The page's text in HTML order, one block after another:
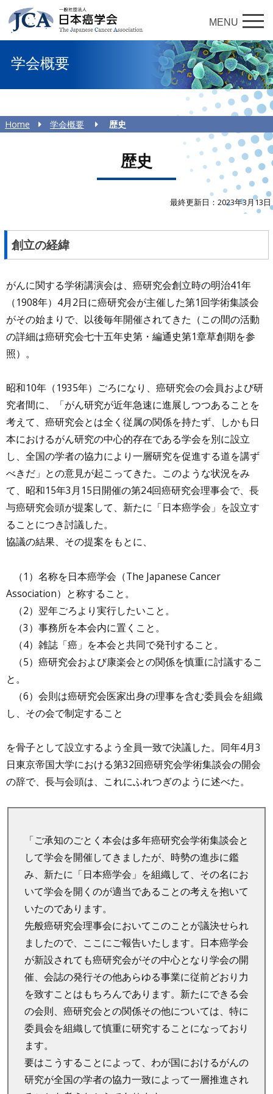
MENU
学会概要
Home 学会概要 歴史
歴史
最終更新日：2023年3月13日
創立の経緯
がんに関する学術講演会は、癌研究会創立時の明治41年
（1908年）4月2日に癌研究会が主催した第1回学術集談会
がその始まりで、以後毎年開催されてきた（この間の活動
の詳細は癌研究会七十五年史第・編通史第1章草創期を参
照）。
昭和10年（1935年）ごろになり、癌研究会の会員および研
究者間に、「がん研究が近年急速に進展しつつあることを
考えて、癌研究会とは全く従属の関係を持たず、しかも日
本におけるがん研究の中心的存在である学会を別に設立
し、全国の学者の協力により一層研究を促進する道を講ず
べきだ」との意見が起こってきた。このような状況をみ
て、昭和15年3月15日開催の第24回癌研究会理事会で、長
与癌研究会頭が提案して、新たに「日本癌学会」を設立す
ることにつき討議した。
協議の結果、その提案をもとに、
（1）名称を日本癌学会（The Japanese Cancer
Association）と称すること。
（2）翌年ごろより実行したいこと。
（3）事務所を本会内に置くこと。
（4）雑誌「癌」を本会と共同で発刊すること。
（5）癌研究会および康楽会との関係を慎重に討議するこ
と。
（6）会則は癌研究会医家出身の理事を含む委員会を組織
し、その会で制定すること
を骨子として設立するよう全員一致で決議した。同年4月3
日東京帝国大学における第32回癌研究会学術集談会の開会
の辞で、長与会頭は、これにふれつぎのように述べた。
「ご承知のごとく本会は多年癌研究会学術集談会と
して学会を開催してきましたが、時勢の進歩に鑑
み、新たに「日本癌学会」を組織して、その名にお
いて学会を開くのが適当であることの考えを抱いて
いたのであります。
先般癌研究会理事会においてこのことが議決せられ
ましたので、ここにご報告いたします。日本癌学会
が新設されても癌研究会がその中心となり学会の開
催、会誌の発行その他あらゆる事業に従前どおり力
を致すことはもちろんであります。新たにできる会
の会則、癌研究会との関係その他については、特に
委員会を組織して慎重に研究することになっており
ます。
要はこうすることによって、わが国におけるがんの
研究が全国の学者の協力一致によって一層推進され